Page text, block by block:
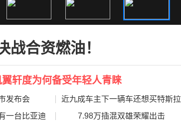
战合资燃油！
翼轩度为何备受年轻人青睐
发布会
近九成车主下一辆车还想买特斯拉
一台比亚迪
7.98万插混双雄荣耀出击